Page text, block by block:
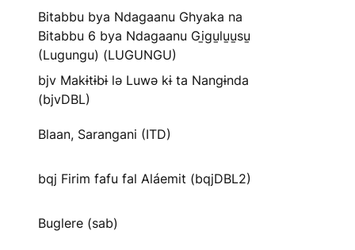
Bitabbu bya Ndagaanu Ghyaka na
Bitabbu 6 bya Ndagaanu Gi̱gu̱lu̱u̱su̱
(Lugungu) (LUGUNGU)
bjv Makɨtɨbɨ lə Luwə kɨ ta Nangɨnda
(bjvDBL)
Blaan, Sarangani (ITD)
bqj Firim fafu fal Aláemit (bqjDBL2)
Buglere (sab)